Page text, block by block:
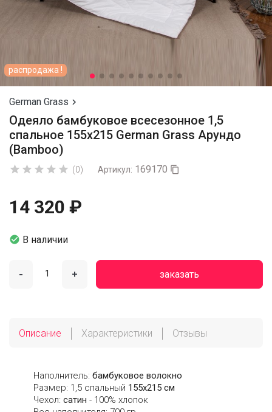
распродажа !
German Grass 
Одеяло бамбуковое всесезонное 1,5
спальное 155х215 German Grass Арундо
(Bamboo)
     (0) Артикул: 169170 
14 320 ₽
 В наличии
- + заказать
Описание Характеристики Отзывы
Наполнитель: бамбуковое волокно
Размер: 1,5 спальный 155х215 см
Чехол: сатин - 100% хлопок